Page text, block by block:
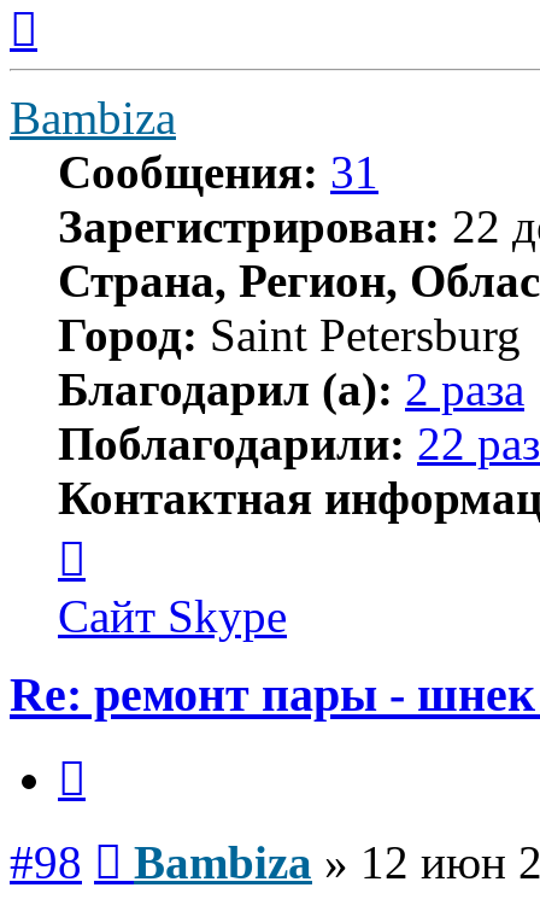
началу
Bambiza
Сообщения: 31
Зарегистрирован: 22
Страна, Регион,
Город: Saint Petersburg
Благодарил (а): 2 раза
Поблагодарили: 22
Контактная
пользователя
Bambiza
Сайт Skype
Re: ремонт пары - шнек
#98 Bambiza » 12 июн